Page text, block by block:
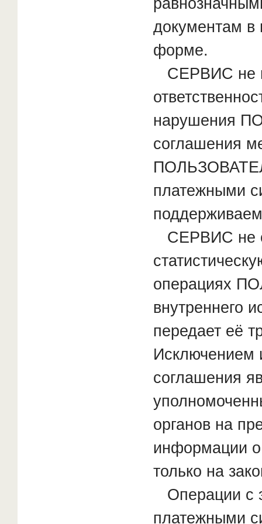
документам в
форме.
СЕРВИС не
нарушения
соглашения
платежными
СЕРВИС не
операциях
внутреннего
передает её
Исключением
соглашения
органов на
информации
только на
Операции с
платежными